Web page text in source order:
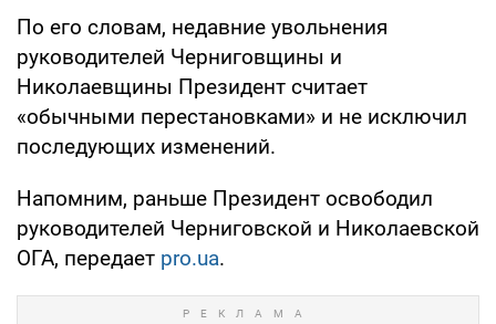
По его словам, недавние увольнения
руководителей Черниговщины и
Николаевщины Президент считает
«обычными перестановками» и не исключил
последующих изменений.
Напомним, раньше Президент освободил
руководителей Черниговской и Николаевской
ОГА, передает pro.ua.